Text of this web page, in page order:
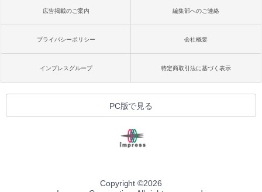
広告掲載のご案内 編集部へのご連絡
プライバシーポリシー 会社概要
インプレスグループ 特定商取引法に基づく表示
PC版で見る
Copyright ©2026